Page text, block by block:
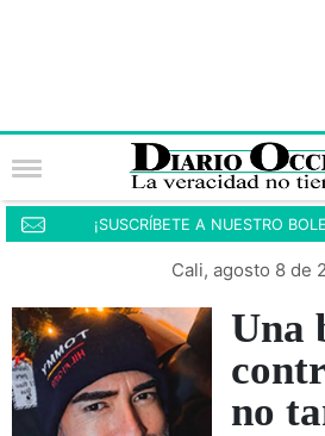
¡SUSCRÍBETE A NUESTRO
Cali, agosto 8 de
Una
no